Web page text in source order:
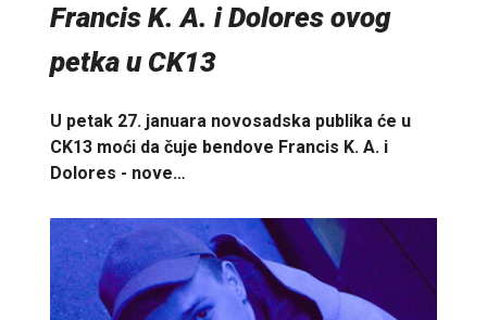
Francis K. A. i Dolores ovog
petka u CK13
U petak 27. januara novosadska publika će u
CK13 moći da čuje bendove Francis K. A. i
Dolores - nove…